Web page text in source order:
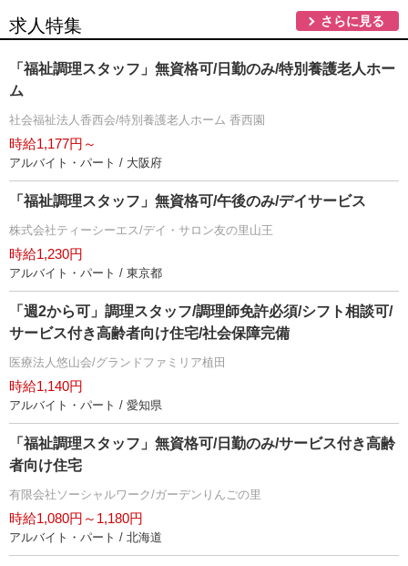
求人特集 さらに見る
「福祉調理スタッフ」無資格可/日勤のみ/特別養護老人ホー
ム
社会福祉法人香西会/特別養護老人ホーム 香西園
時給1,177円～
アルバイト・パート / 大阪府
「福祉調理スタッフ」無資格可/午後のみ/デイサービス
株式会社ティーシーエス/デイ・サロン友の里山王
時給1,230円
アルバイト・パート / 東京都
「週2から可」調理スタッフ/調理師免許必須/シフト相談可/
サービス付き高齢者向け住宅/社会保障完備
医療法人悠山会/グランドファミリア植田
時給1,140円
アルバイト・パート / 愛知県
「福祉調理スタッフ」無資格可/日勤のみ/サービス付き高齢
者向け住宅
有限会社ソーシャルワーク/ガーデンりんごの里
時給1,080円～1,180円
アルバイト・パート / 北海道